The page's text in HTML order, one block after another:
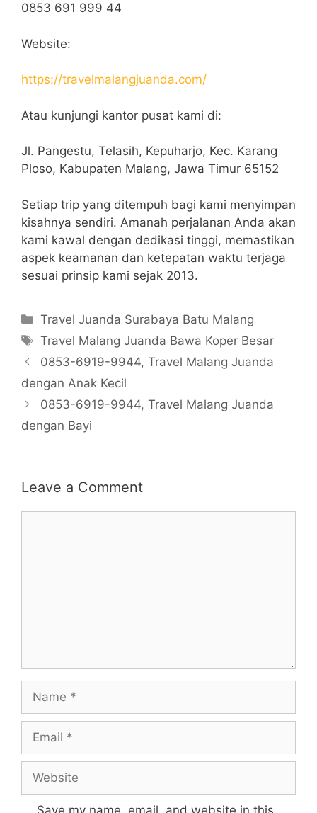
0853 691 999 44
Website:
https://travelmalangjuanda.com/
Atau kunjungi kantor pusat kami di:
Jl. Pangestu, Telasih, Kepuharjo, Kec. Karang
Ploso, Kabupaten Malang, Jawa Timur 65152
Setiap trip yang ditempuh bagi kami menyimpan
kisahnya sendiri. Amanah perjalanan Anda akan
kami kawal dengan dedikasi tinggi, memastikan
aspek keamanan dan ketepatan waktu terjaga
sesuai prinsip kami sejak 2013.
Categories
Travel Juanda Surabaya Batu Malang
Tags
Travel Malang Juanda Bawa Koper Besar
0853-6919-9944, Travel Malang Juanda
dengan Anak Kecil
0853-6919-9944, Travel Malang Juanda
dengan Bayi
Leave a Comment
Save my name, email, and website in this